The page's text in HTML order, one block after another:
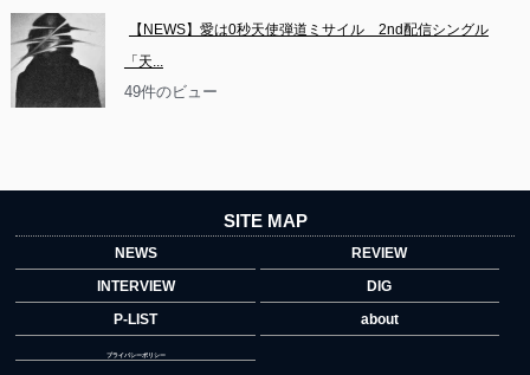
【NEWS】愛は0秒天使弾道ミサイル　2nd配信シングル
「天...
49件のビュー
SITE MAP
NEWS
REVIEW
INTERVIEW
DIG
P-LIST
about
プライバシーポリシー